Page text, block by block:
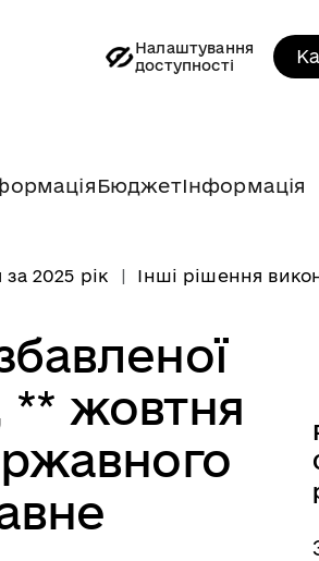
Налаштування
доступності
БюджетІнформація
за 2025 рік Інші рішення
** жовтня